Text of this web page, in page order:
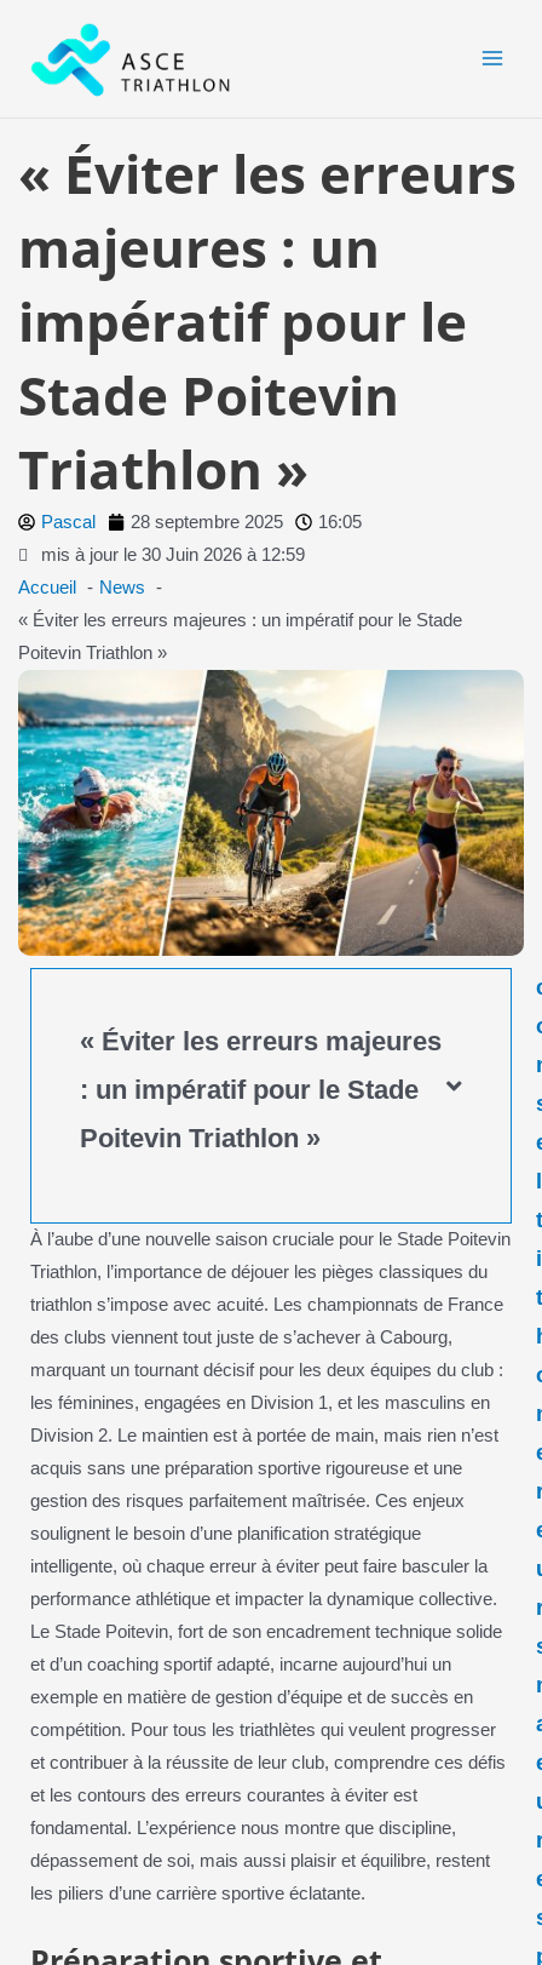
contenu
« Éviter les erreurs
majeures : un
impératif pour le
Stade Poitevin
Triathlon »
Pascal 28 septembre 2025
16:05
mis à jour le 30 Juin 2026 à 12:59
Accueil
News
« Éviter les erreurs majeures : un impératif pour le Stade
Poitevin Triathlon »
« Éviter les erreurs majeures
: un impératif pour le Stade
Poitevin Triathlon »
À l’aube d’une nouvelle saison cruciale pour le Stade Poitevin
Triathlon, l’importance de déjouer les pièges classiques du
triathlon s’impose avec acuité. Les championnats de France
des clubs viennent tout juste de s’achever à Cabourg,
marquant un tournant décisif pour les deux équipes du club :
les féminines, engagées en Division 1, et les masculins en
Division 2. Le maintien est à portée de main, mais rien n’est
acquis sans une préparation sportive rigoureuse et une
gestion des risques parfaitement maîtrisée. Ces enjeux
soulignent le besoin d’une planification stratégique
intelligente, où chaque erreur à éviter peut faire basculer la
performance athlétique et impacter la dynamique collective.
Le Stade Poitevin, fort de son encadrement technique solide
et d’un coaching sportif adapté, incarne aujourd’hui un
exemple en matière de gestion d’équipe et de succès en
compétition. Pour tous les triathlètes qui veulent progresser
et contribuer à la réussite de leur club, comprendre ces défis
et les contours des erreurs courantes à éviter est
fondamental. L’expérience nous montre que discipline,
dépassement de soi, mais aussi plaisir et équilibre, restent
les piliers d’une carrière sportive éclatante.